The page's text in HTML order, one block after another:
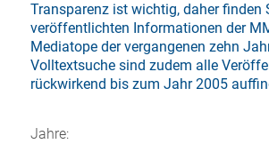
Transparenz ist wichtig, daher finden
veröffentlichten Informationen der
Mediatope der vergangenen zehn
Volltextsuchesind zudem alle
rückwirkend bis zum Jahr 2005
Jahre: